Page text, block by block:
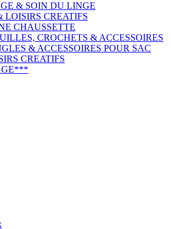
& SOIN DU LINGE
LOISIRS CREATIFS
CHAUSSETTE
CROCHETS & ACCESSOIRES
& ACCESSOIRES POUR SAC
CREATIFS